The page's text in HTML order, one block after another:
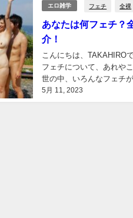
エロ雑学 フェチ 全裸
あなたは何フェチ？
介！
5月 11, 2023
こんにちは、TAKAHIRO
フェチについて、あれや
世の中、いろんなフェチ
しょうか？TAKAHIROは